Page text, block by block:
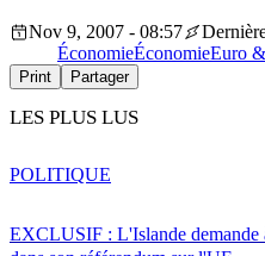
Nov 9, 2007 - 08:57
ÉconomieÉconomieEuro
Print Partager
LES PLUS LUS
EXCLUSIF : L'Islande demande
POLITIQUE